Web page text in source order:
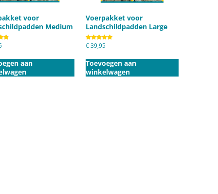
voor
Medium
aan
Voerpakket voor
Landschildpadden Large
Gewaardeerd
5.00
€39,95
Toevoegen aan
winkelwagen